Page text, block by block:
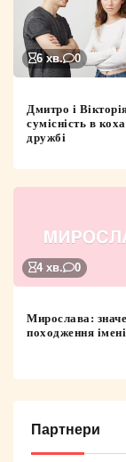
6 хв. 0
Дмитро і
сумісність в
дружбі
4 хв. 0
Мирослава:
походження імені
Партнери